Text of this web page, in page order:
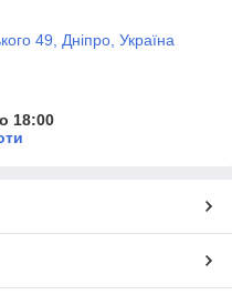
49, Дніпро, Україна
18:00